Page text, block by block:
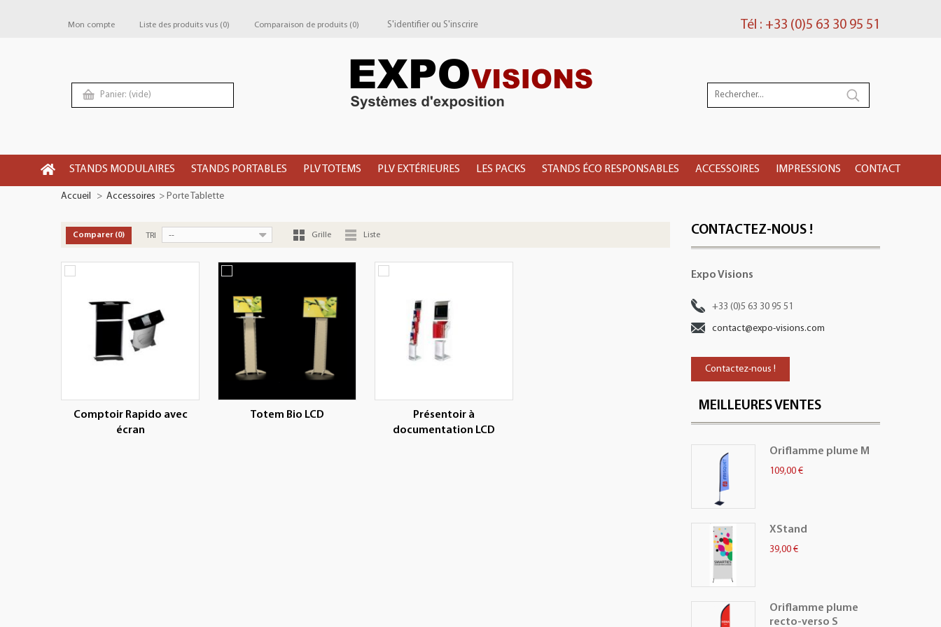
Mon compte Liste des produits vus (0) Comparaison de produits (0) S'identifier ou S'inscrire Tél : +33 (0)5 63 30 95 51
Panier: (vide)
STANDS MODULAIRES STANDS PORTABLES PLV TOTEMS PLV EXTÉRIEURES LES PACKS STANDS ÉCO RESPONSABLES ACCESSOIRES IMPRESSIONS CONTACT
Accueil > Accessoires > Porte Tablette
Comparer (0) TRI -- Grille Liste
Comptoir Rapido avec
écran
Totem Bio LCD
Présentoir à
documentation LCD
CONTACTEZ-NOUS !
Expo Visions
+33 (0)5 63 30 95 51
contact@expo-visions.com
Contactez-nous !
MEILLEURES VENTES
Oriflamme plume M
109,00 €
XStand
39,00 €
Oriflamme plume
recto-verso S